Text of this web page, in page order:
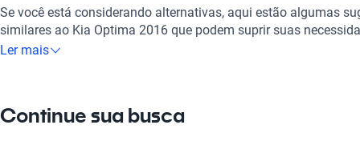
Tecnologia ao seu dispor
Desfrute da melhor tecnologia com Tecnología moderna,
Se você está considerando alternativas, aqui estão algumas
similares ao Kia Optima 2016 que podem suprir suas
Kia Optima 2019
Ler mais
Continue sua busca